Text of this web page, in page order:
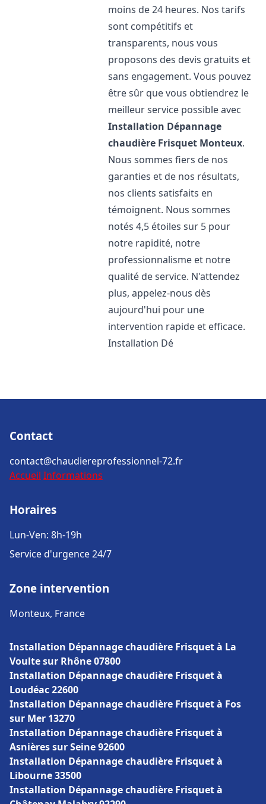
moins de 24 heures. Nos tarifs
sont compétitifs et
transparents, nous vous
proposons des devis gratuits et
sans engagement. Vous pouvez
être sûr que vous obtiendrez le
meilleur service possible avec
Installation Dépannage
chaudière Frisquet Monteux.
Nous sommes fiers de nos
garanties et de nos résultats,
nos clients satisfaits en
témoignent. Nous sommes
notés 4,5 étoiles sur 5 pour
notre rapidité, notre
professionnalisme et notre
qualité de service. N'attendez
plus, appelez-nous dès
aujourd'hui pour une
intervention rapide et efficace.
Installation Dé
Contact
contact@chaudiereprofessionnel-72.fr
Accueil Informations
Horaires
Lun-Ven: 8h-19h
Service d'urgence 24/7
Zone intervention
Monteux, France
Installation Dépannage chaudière Frisquet à La
Voulte sur Rhône 07800
Installation Dépannage chaudière Frisquet à
Loudéac 22600
Installation Dépannage chaudière Frisquet à Fos
sur Mer 13270
Installation Dépannage chaudière Frisquet à
Asnières sur Seine 92600
Installation Dépannage chaudière Frisquet à
Libourne 33500
Installation Dépannage chaudière Frisquet à